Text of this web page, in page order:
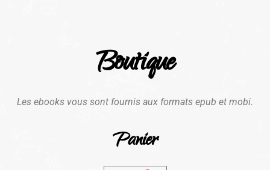
Boutique
Les ebooks vous sont fournis aux formats epub et mobi.
Panier